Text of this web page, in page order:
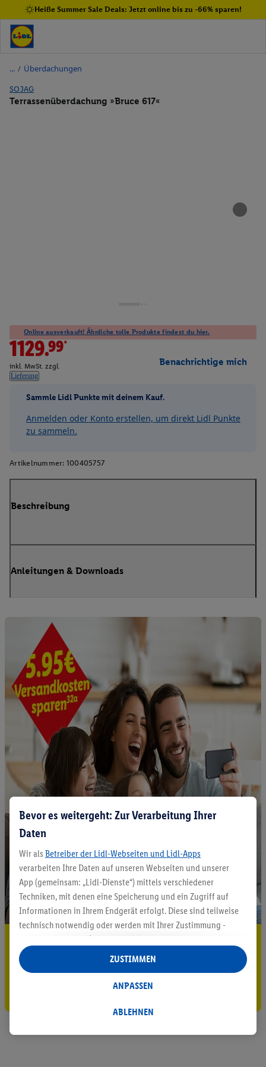
Heiße Summer Sale Deals: Jetzt online bis zu -66% sparen!
/ Überdachungen
SOJAG
Terrassenüberdachung »Bruce 617«
Online ausverkauft! Ähnliche tolle Produkte findest du hier.
1129.99*
inkl. MwSt. zzgl.
Lieferung
Benachrichtige mich
Sammle Lidl Punkte mit deinem Kauf.
Anmelden oder Konto erstellen, um direkt Lidl Punkte
zu sammeln.
Artikelnummer: 100405757
Beschreibung
Anleitungen & Downloads
5.95 € Versand sparen³²ᵃ
Jetzt zum Newsletter anmelden
Gutschein sichern!
Bevor es weitergeht: Zur Verarbeitung Ihrer
Daten
Wir als Betreiber der Lidl-Webseiten und Lidl-Apps
verarbeiten Ihre Daten auf unseren Webseiten und unserer
App (gemeinsam: „Lidl-Dienste“) mittels verschiedener
Techniken, mit denen eine Speicherung und ein Zugriff auf
Informationen in Ihrem Endgerät erfolgt. Diese sind teilweise
technisch notwendig oder werden mit Ihrer Zustimmung -
auch durch Partner (u.a.
Verantwortliche; im Zusammenhang mit dem IAB TCF
insgesamt
Statistik-Erstellung oder für personalisierte Werbung
Datenverarbeitungen für personalisierte Werbung werden
ABLEHNEN
ANPASSEN
ZUSTIMMEN